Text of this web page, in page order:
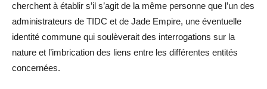
cherchent à établir s’il s’agit de la même personne que l’un des
administrateurs de TIDC et de Jade Empire, une éventuelle
identité commune qui soulèverait des interrogations sur la
nature et l’imbrication des liens entre les différentes entités
concernées.